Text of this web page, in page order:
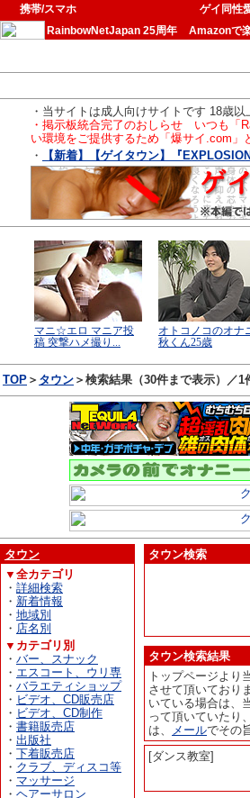
携帯/スマホ
ゲイ同性
RainbowNetJapan 25周年
Amazonで
・当サイトは成人向けサイトです 18歳
・掲示板統合完了のおしらせ いつも「
い環境をご提供するため「爆サイ.com
・
【新着】【ゲイタウン】『
TOP ＞ タウン ＞検索結果（30件まで表示）／1
タウン
▼全カテゴリ
・ 詳細検索
・ 新着情報
・ 地域別
・ 店名別
▼カテゴリ別
・ バー、スナック
・ エスコート、ウリ専
・ バラエティショップ
・ ビデオ、CD販売店
・ ビデオ、CD制作
・ 書籍販売店
・ 出版社
・ 下着販売店
・ クラブ、ディスコ等
・ マッサージ
・ ヘアーサロン
タウン検索
タウン検索結果
トップページより
させて頂いており
いている場合は、
って頂いていたり
は、
メールでその
[ダンス教室]